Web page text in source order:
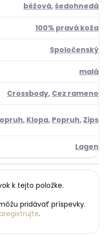
béžová, šedohnedá
100% pravá koža
Spoločenský
malá
Crossbody, Cez rameno
, Klopa, Popruh, Zips
Lagen
k tejto položke.
pridávať príspevky.
.